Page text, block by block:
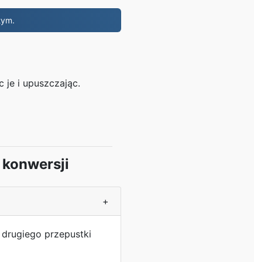
je i upuszczając.
+
przepustki